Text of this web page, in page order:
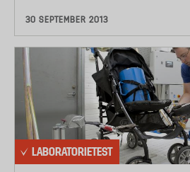
30 SEPTEMBER 2013
LABORATORIETEST